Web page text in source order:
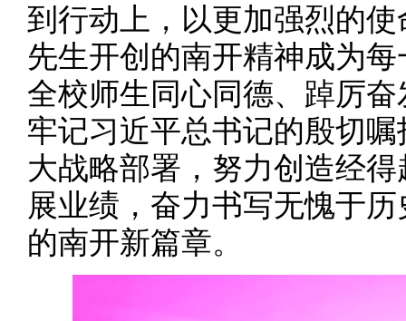
到行动上，以更加强烈的
先生开创的南开精神成为
全校师生同心同德、踔厉
牢记习近平总书记的殷切
大战略部署，努力创造经
展业绩，奋力书写无愧于
的南开新篇章。